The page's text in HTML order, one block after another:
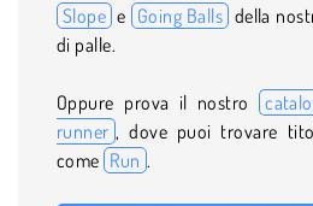
Slope e Going Balls della
di palle.
Oppure prova il nostro
runner , dove puoi trovare
come Run .